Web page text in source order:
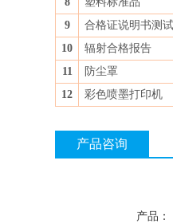
9
合格证说明书测
10
辐射合格报告
11
防尘罩
12
彩色喷墨打印机
产品咨询
产品：